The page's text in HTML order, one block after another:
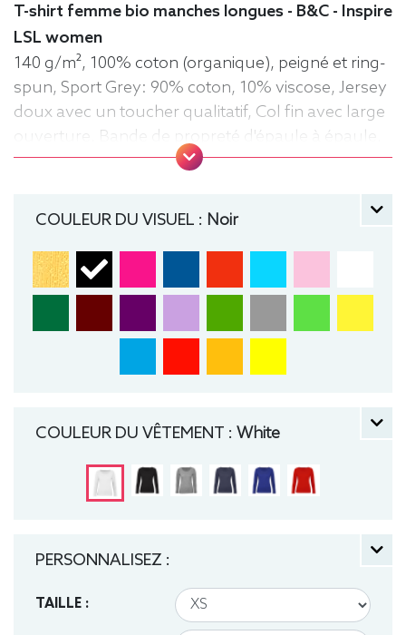
T-shirt femme bio manches longues - B&C - Inspire
LSL women
140 g/m², 100% coton (organique), peigné et ring-
spun, Sport Grey: 90% coton, 10% viscose, Jersey
doux avec un toucher qualitatif, Col fin avec large
ouverture, Bande de propreté d'épaule à épaule,
Coutures latérales, Lavable jusqu'à 40°C, Moyen
rond, Bio / Organic, B&C
COULEUR DU VISUEL : Noir
COULEUR DU VÊTEMENT : White
PERSONNALISEZ :
TAILLE :